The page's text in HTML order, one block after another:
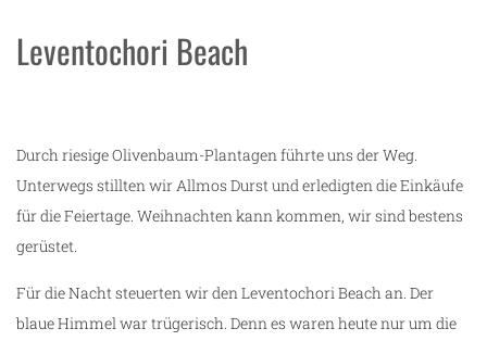
Leventochori Beach
Durch riesige Olivenbaum-Plantagen führte uns der Weg.
Unterwegs stillten wir Allmos Durst und erledigten die Einkäufe
für die Feiertage. Weihnachten kann kommen, wir sind bestens
gerüstet.
Für die Nacht steuerten wir den Leventochori Beach an. Der
blaue Himmel war trügerisch. Denn es waren heute nur um die